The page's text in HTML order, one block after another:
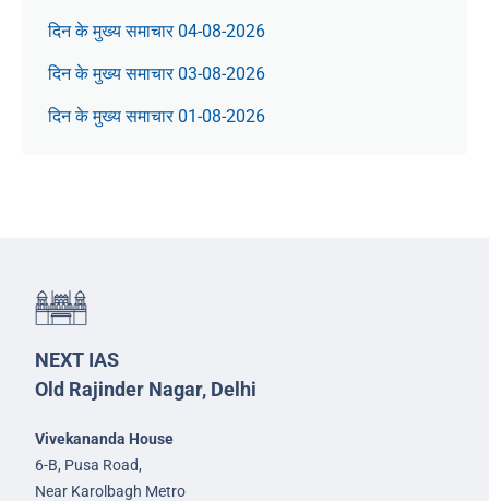
दिन के मुख्य समाचार 04-08-2026
दिन के मुख्य समाचार 03-08-2026
दिन के मुख्य समाचार 01-08-2026
NEXT IAS
Old Rajinder Nagar, Delhi
Vivekananda House
6-B, Pusa Road,
Near Karolbagh Metro